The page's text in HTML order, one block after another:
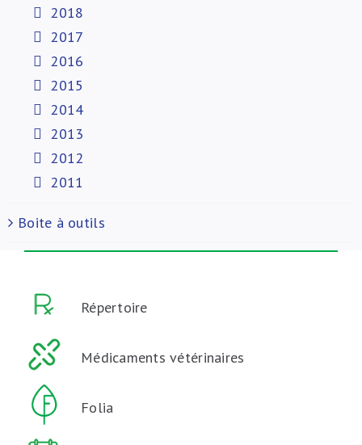
2018
2017
2016
2015
2014
2013
2012
2011
Boite à outils
Répertoire
Médicaments vétérinaires
Folia